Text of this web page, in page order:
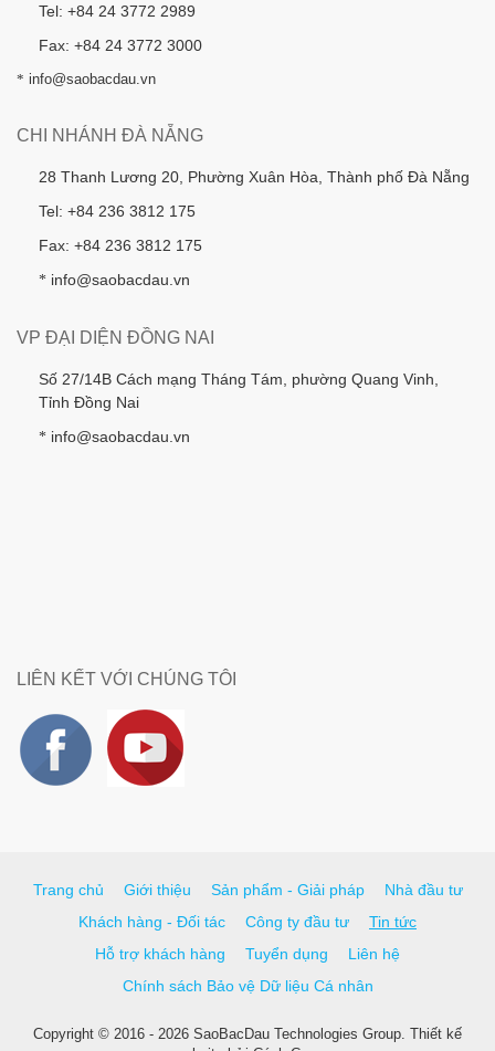
Tel: +84 24 3772 2989
Fax: +84 24 3772 3000
* info@saobacdau.vn
CHI NHÁNH ĐÀ NẴNG
28 Thanh Lương 20, Phường Xuân Hòa, Thành phố Đà Nẵng
Tel: +84 236 3812 175
Fax: +84 236 3812 175
* info@saobacdau.vn
VP ĐẠI DIỆN ĐỒNG NAI
Số 27/14B Cách mạng Tháng Tám, phường Quang Vinh,
Tỉnh Đồng Nai
* info@saobacdau.vn
LIÊN KẾT VỚI CHÚNG TÔI
Trang chủ Giới thiệu Sản phẩm - Giải pháp
Nhà đầu tư
Khách hàng - Đối tác
Công ty đầu tư
Tin tức
Hỗ trợ khách hàng
Tuyển dụng
Liên hệ
Chính sách Bảo vệ Dữ liệu Cá nhân
Copyright © 2016 - 2026 SaoBacDau Technologies Group. Thiết kế